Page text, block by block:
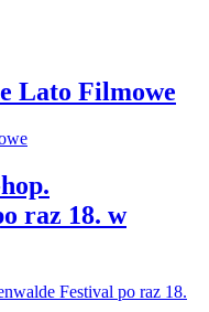
Lato Filmowe
raz 18. w